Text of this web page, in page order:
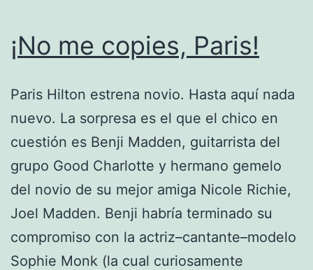
¡No me copies, Paris!
Paris Hilton estrena novio. Hasta aquí nada
nuevo. La sorpresa es el que el chico en
cuestión es Benji Madden, guitarrista del
grupo Good Charlotte y hermano gemelo
del novio de su mejor amiga Nicole Richie,
Joel Madden. Benji habría terminado su
compromiso con la actriz–cantante–modelo
Sophie Monk (la cual curiosamente